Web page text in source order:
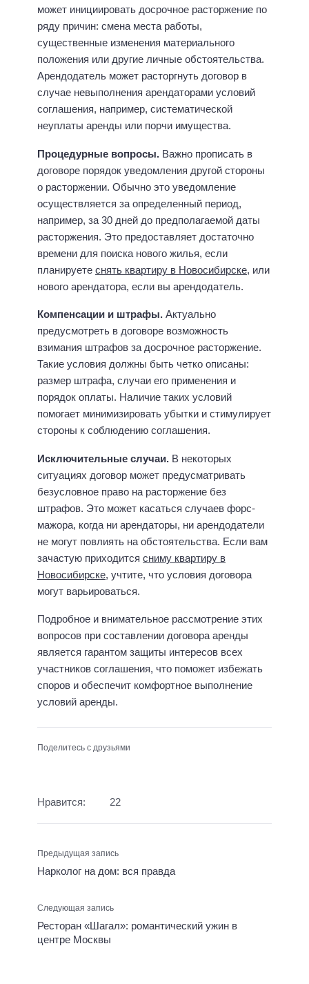
может инициировать досрочное расторжение по
ряду причин: смена места работы,
существенные изменения материального
положения или другие личные обстоятельства.
Арендодатель может расторгнуть договор в
случае невыполнения арендаторами условий
соглашения, например, систематической
неуплаты аренды или порчи имущества.
Процедурные вопросы. Важно прописать в
договоре порядок уведомления другой стороны
о расторжении. Обычно это уведомление
осуществляется за определенный период,
например, за 30 дней до предполагаемой даты
расторжения. Это предоставляет достаточно
времени для поиска нового жилья, если
планируете снять квартиру в Новосибирске, или
нового арендатора, если вы арендодатель.
Компенсации и штрафы. Актуально
предусмотреть в договоре возможность
взимания штрафов за досрочное расторжение.
Такие условия должны быть четко описаны:
размер штрафа, случаи его применения и
порядок оплаты. Наличие таких условий
помогает минимизировать убытки и стимулирует
стороны к соблюдению соглашения.
Исключительные случаи. В некоторых
ситуациях договор может предусматривать
безусловное право на расторжение без
штрафов. Это может касаться случаев форс-
мажора, когда ни арендаторы, ни арендодатели
не могут повлиять на обстоятельства. Если вам
зачастую приходится сниму квартиру в
Новосибирске, учтите, что условия договора
могут варьироваться.
Подробное и внимательное рассмотрение этих
вопросов при составлении договора аренды
является гарантом защиты интересов всех
участников соглашения, что поможет избежать
споров и обеспечит комфортное выполнение
условий аренды.
Поделитесь с друзьями
Нравится: 22
Предыдущая запись
Нарколог на дом: вся правда
Следующая запись
Ресторан «Шагал»: романтический ужин в
центре Москвы